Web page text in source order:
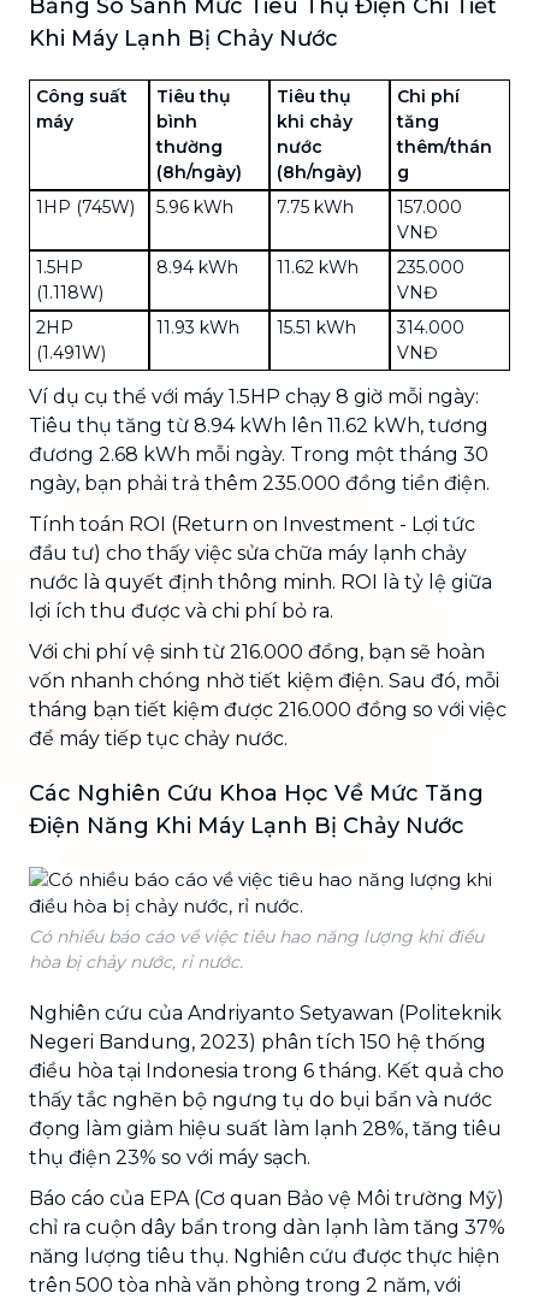
Bảng So Sánh Mức Tiêu Thụ Điện Chi Tiết
Khi Máy Lạnh Bị Chảy Nước
Công suất
máy
Tiêu thụ
bình
thường
(8h/ngày)
Tiêu thụ
khi chảy
nước
(8h/ngày)
Chi phí
tăng
thêm/thán
g
1HP (745W)
5.96 kWh 7.75 kWh
157.000
VNĐ
1.5HP
(1.118W)
8.94 kWh 11.62 kWh
235.000
VNĐ
2HP
(1.491W)
11.93 kWh 15.51 kWh
314.000
VNĐ
Ví dụ cụ thể với máy 1.5HP chạy 8 giờ mỗi ngày:
Tiêu thụ tăng từ 8.94 kWh lên 11.62 kWh, tương
đương 2.68 kWh mỗi ngày. Trong một tháng 30
ngày, bạn phải trả thêm 235.000 đồng tiền điện.
Tính toán ROI (Return on Investment - Lợi tức
đầu tư) cho thấy việc sửa chữa máy lạnh chảy
nước là quyết định thông minh. ROI là tỷ lệ giữa
lợi ích thu được và chi phí bỏ ra.
Với chi phí vệ sinh từ 216.000 đồng, bạn sẽ hoàn
vốn nhanh chóng nhờ tiết kiệm điện. Sau đó, mỗi
tháng bạn tiết kiệm được 216.000 đồng so với việc
để máy tiếp tục chảy nước.
Các Nghiên Cứu Khoa Học Về Mức Tăng
Điện Năng Khi Máy Lạnh Bị Chảy Nước
Có nhiều báo cáo về việc tiêu hao năng lượng khi điều
hòa bị chảy nước, rỉ nước.
Nghiên cứu của Andriyanto Setyawan (Politeknik
Negeri Bandung, 2023) phân tích 150 hệ thống
điều hòa tại Indonesia trong 6 tháng. Kết quả cho
thấy tắc nghẽn bộ ngưng tụ do bụi bẩn và nước
đọng làm giảm hiệu suất làm lạnh 28%, tăng tiêu
thụ điện 23% so với máy sạch.
Báo cáo của EPA (Cơ quan Bảo vệ Môi trường Mỹ)
chỉ ra cuộn dây bẩn trong dàn lạnh làm tăng 37%
năng lượng tiêu thụ. Nghiên cứu được thực hiện
trên 500 tòa nhà văn phòng trong 2 năm, với